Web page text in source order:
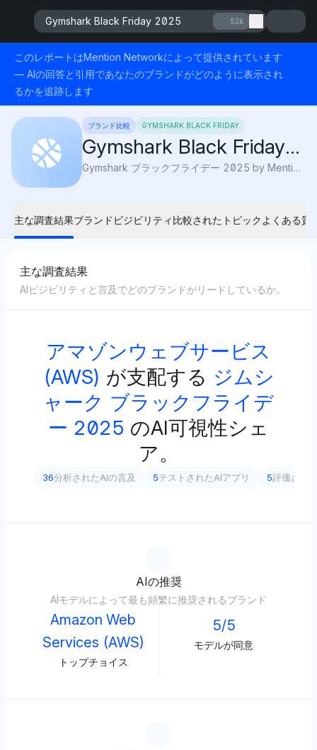
Gymshark Black Friday 2025 52k
このレポートはMention Networkによって提供されています
— AIの回答と引用であなたのブランドがどのように表示され
るかを追跡します
ブランド比較 GYMSHARK BLACK FRIDAY
Gymshark Black Friday
2025
Gymshark ブラックフライデー 2025 by Mention Network: AI Visibilityはレギンス、トップス、およびジム用具のトップディールをハイライトし、フィットネスワードローブをより安くアップグレードできます。
主な調査結果ブランドビジビリティ 比較されたトピック よくある質
主な調査結果
AIビジビリティと言及でどのブランドがリードしているか。
アマゾンウェブサービス
(AWS) が支配する ジムシ
ャーク ブラックフライデ
ー 2025 のAI可視性シェ
ア。
36分析されたAIの言及 5テストされたAIアプリ 5評価され
AIの推奨
AIモデルによって最も頻繁に推奨されるブランド
Amazon Web
Services (AWS)
トップチョイス
5/5
モデルが同意